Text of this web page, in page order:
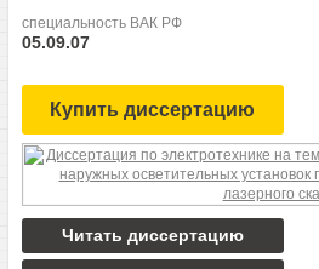
специальность ВАК РФ
05.09.07
Купить диссертацию
Читать диссертацию